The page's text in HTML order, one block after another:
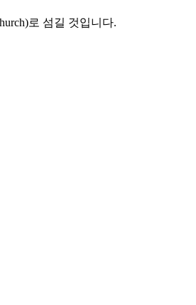
로 섬길 것입니다.